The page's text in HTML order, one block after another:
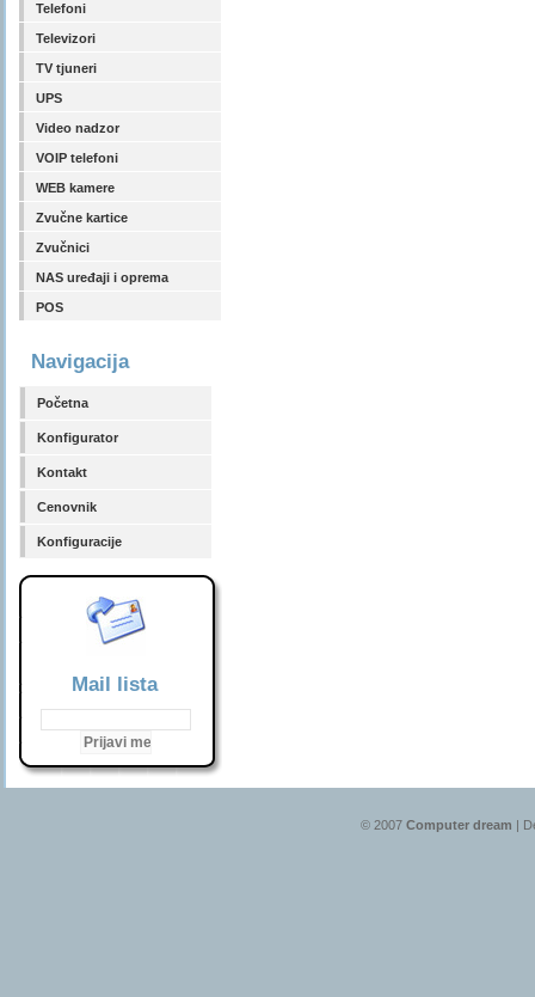
Telefoni
Televizori
TV tjuneri
UPS
Video nadzor
VOIP telefoni
WEB kamere
Zvučne kartice
Zvučnici
NAS uređaji i oprema
POS
Navigacija
Početna
Konfigurator
Kontakt
Cenovnik
Konfiguracije
Mail lista
© 2007 Computer dream |